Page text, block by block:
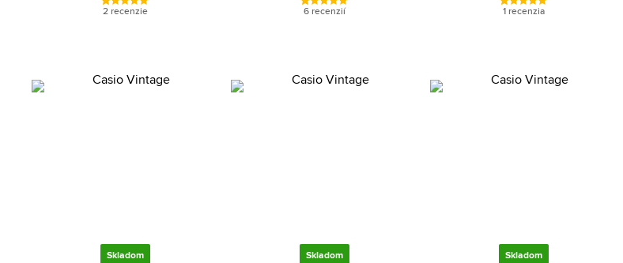
2 recenzie 6 recenzií 1 recenzia
Skladom Skladom Skladom